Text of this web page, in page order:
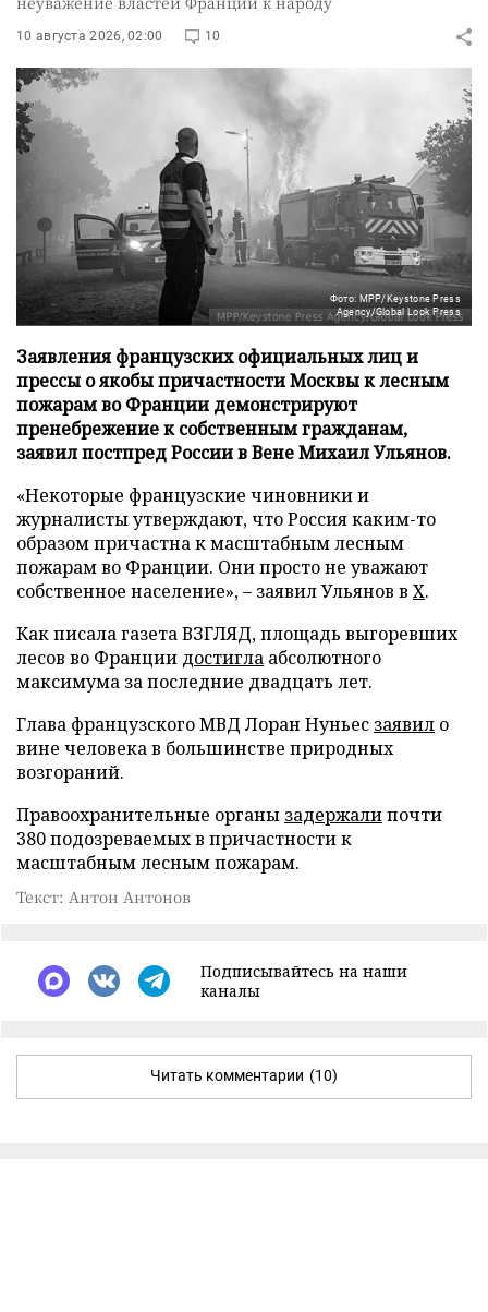
10 августа 2026, 02:00 10
Фото: MPP/Keystone Press
Agency/Global Look Press
Заявления французских официальных лиц и
прессы о якобы причастности Москвы к лесным
пожарам во Франции демонстрируют
пренебрежение к собственным гражданам,
заявил постпред России в Вене Михаил Ульянов.
«Некоторые французские чиновники и
журналисты утверждают, что Россия каким-то
образом причастна к масштабным лесным
пожарам во Франции. Они просто не уважают
собственное население», – заявил Ульянов в X.
Как писала газета ВЗГЛЯД, площадь выгоревших
лесов во Франции достигла абсолютного
максимума за последние двадцать лет.
Глава французского МВД Лоран Нуньес заявил о
вине человека в большинстве природных
возгораний.
Правоохранительные органы задержалипочти
380 подозреваемых в причастности к
масштабным лесным пожарам.
Текст: Антон Антонов
Подписывайтесь на наши
каналы
Читать комментарии (10)